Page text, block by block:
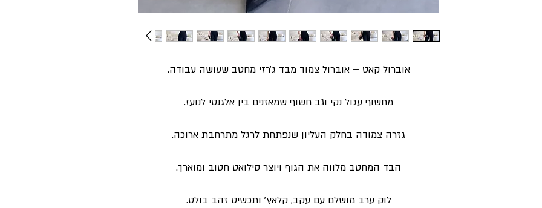
אוברול קאט – אוברול צמוד מבד ג׳רזי מחטב שעושה עבודה.
מחשוף עגול נקי וגב חשוף שמאזנים בין אלגנטי לנועז.
גזרה צמודה בחלק העליון שנפתחת לרגל מתרחבת ארוכה.
הבד המחטב מלווה את הגוף ויוצר סילואט חטוב ומוארך.
לוק ערב מושלם עם עקב, קלאץ׳ ותכשיט זהב בולט.